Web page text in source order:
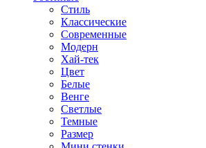
Стиль
Классические
Современные
Модерн
Хай-тек
Цвет
Белые
Венге
Светлые
Темные
Размер